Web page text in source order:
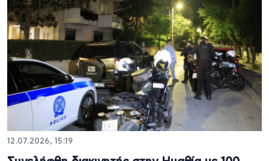
12.07.2026, 15:19